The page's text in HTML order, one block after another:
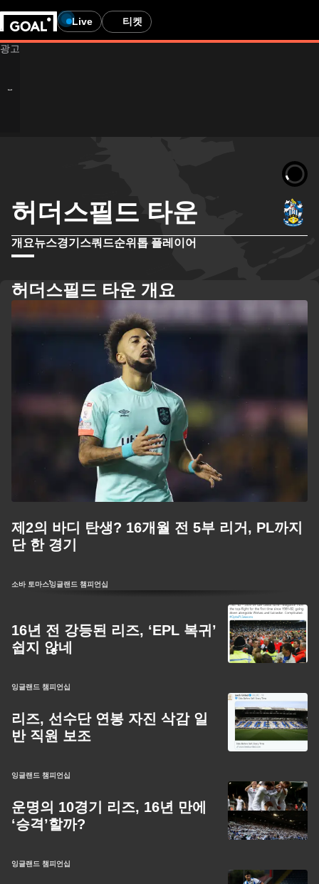
Live 티켓
허더스필드 타운
개요뉴스경기 스쿼드순위 톱 플레이어
허더스필드 타운 개요
제2의 바디 탄생? 16개월 전 5부 리거, PL까지
단 한 경기
소바 토마스잉글랜드 챔피언십
16년 전 강등된 리즈, ‘EPL 복귀’
쉽지 않네
잉글랜드 챔피언십
리즈, 선수단 연봉 자진 삭감 일
반 직원 보조
잉글랜드 챔피언십
운명의 10경기 리즈, 16년 만에
‘승격’할까?
잉글랜드 챔피언십